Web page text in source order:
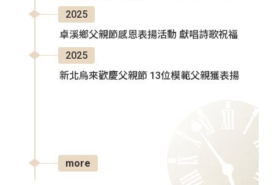
2025
卓溪鄉父親節感恩表揚活動 獻唱詩歌祝福
2025
新北烏來歡慶父親節 13位模範父親獲表揚
more